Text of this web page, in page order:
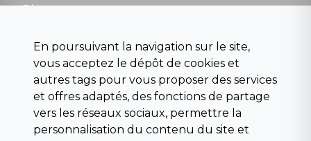
Divers
Beaux livres et art
Para scolaire
Histoire
Pochoteque
Pleiade
En poursuivant la navigation sur le site,
vous acceptez le dépôt de cookies et
autres tags pour vous proposer des services
et offres adaptés, des fonctions de partage
vers les réseaux sociaux, permettre la
personnalisation du contenu du site et